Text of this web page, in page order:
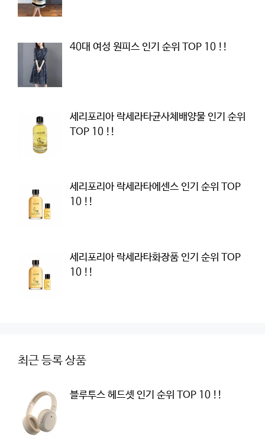
40대 여성 원피스 인기 순위 TOP 10 !!
세리포리아 락세라타균사체배양물 인기 순위
TOP 10 !!
세리포리아 락세라타에센스 인기 순위 TOP
10 !!
세리포리아 락세라타화장품 인기 순위 TOP
10 !!
최근 등록 상품
블루투스 헤드셋 인기 순위 TOP 10 !!